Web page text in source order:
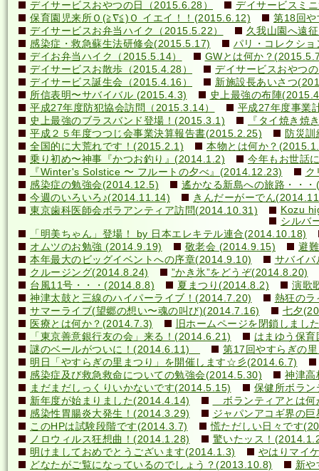
デイサービスおやつの日（2015.6.28）
デイサービスミ
保育園児来所Ｏ(≧∇≦)Ｏ イエイ！！(2015.6.12)
第18回
デイサービスお弁当ハイク（2015.5.22）
久我山園へ遠
感染症・救急蘇生法研修会(2015.5.17)
パリ・コレクシ
デイお弁当ハイク（2015.5.14）
GWとは何か？
デイサービスお散歩（2015.4.28）
デイサービスおやつ
デイサービス誕生会（2015.4.16）
新施設長あいさつ
所信表明〜サバイバル (2015.4.3)
史上最強の布陣
平成27年度防犯協会訪問（2015.3.14）
平成27年度事業
史上最強のブラスバンド登場！(2015.3.1)
『タイ焼き焼
平成２５年度つつじ会事業決算報告書(2015.2.25)
防災
全国的に大荒れです！(2015.2.1)
本物とは何か？
乗り初め〜神事『かつお釣り』(2014.1.2)
今年もお世話
『Winter's Solstice 〜 フルートの夕べ』(2014.12.23)
ク
感染症の勉強会(2014.12.5)
遙かなる新島への旅路・・
今週のいろいろ♪(2014.11.14)
きんだーがーでん
東京歯科医師会ボラアンティア訪問(2014.10.31)
Kozu
シルバ
「明美ちゃん」登場！ by 日本エレキテル連合(2014.10.18)
オムツのお勉強 (2014.9.19)
敬老会 (2014.9.15)
避
本年最大のビッグイベントへの序章(2014.9.10)
サバイ
クルージング(2014.8.24)
”かき氷”をどうぞ(2014.8.20)
台風11号・・・(2014.8.8)
夏まつり(2014.8.2)
演歌
神津太鼓と三線のハイパーライブ！(2014.7.20)
熱狂の
サマーライブ(望郷の想い〜魂の叫び)(2014.7.16)
七夕
医療とは何か？(2014.7.3)
旧ホームページを閉鎖しまし
「東京善意銀行友の会」来る！(2014.6.21)
はまゆう保
謎のベールがついに！(2014.6.11)
第17回やすらぎの
明日「やすらぎの里まつり」を開催します☆彡(2014.6.7)
感染症及び救急救命についての勉強会(2014.5.30)
神津高
まだまだしっくりいかないです(2014.5.15)
保健所ボラ
新年度が始まりました(2014.4.14)
ボランティアとは
感染性胃腸炎大発生！(2014.3.29)
ジャパンアコギ界の
このHPは試験段階です(2014.3.7)
慌ただしい日々です
ノロウィルス狂想曲！(2014.1.28)
驚いたッス！
明けましておめでとうございます(2014.1.3)
やはりマイ
どなたがご覧になっているのでしょう？(2013.10.8)
新や